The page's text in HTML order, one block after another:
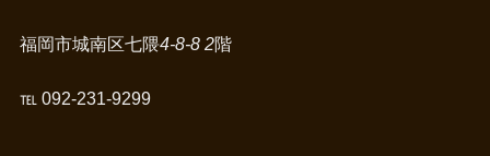
福岡市城南区七隈4-8-8 2階
℡ 092-231-9299